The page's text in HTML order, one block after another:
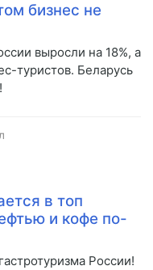
бизнес не
выросли на 18%, а
туристов. Беларусь
в топ
и кофе по-
России!